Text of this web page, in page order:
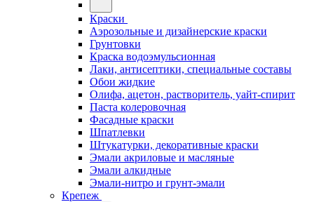
Краски
Аэрозольные и дизайнерские краски
Грунтовки
Краска водоэмульсионная
Лаки, антисептики, специальные составы
Обои жидкие
Олифа, ацетон, растворитель, уайт-спирит
Паста колеровочная
Фасадные краски
Шпатлевки
Штукатурки, декоративные краски
Эмали акриловые и масляные
Эмали алкидные
Эмали-нитро и грунт-эмали
Крепеж